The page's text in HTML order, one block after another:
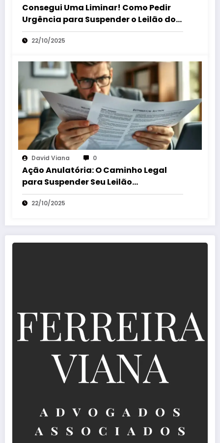
Consegui Uma Liminar! Como Pedir
Urgência para Suspender o Leilão do
Seu Bem!
22/10/2025
David Viana 0
Ação Anulatória: O Caminho Legal
para Suspender Seu Leilão
Extrajudicial
22/10/2025